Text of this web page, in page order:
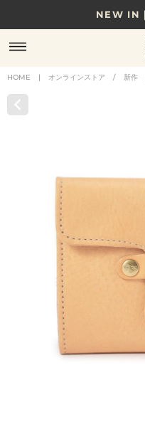
NEW IN
8/17(月)10時まで｜
贈る相手やシーンか
HOME | オンラインストア / 新作